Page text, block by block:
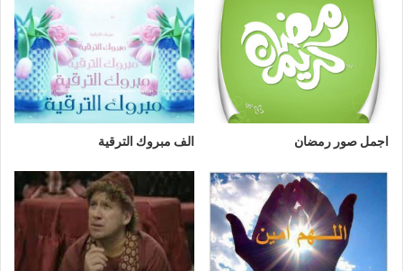
اجمل صور رمضان الف مبروك الترقية